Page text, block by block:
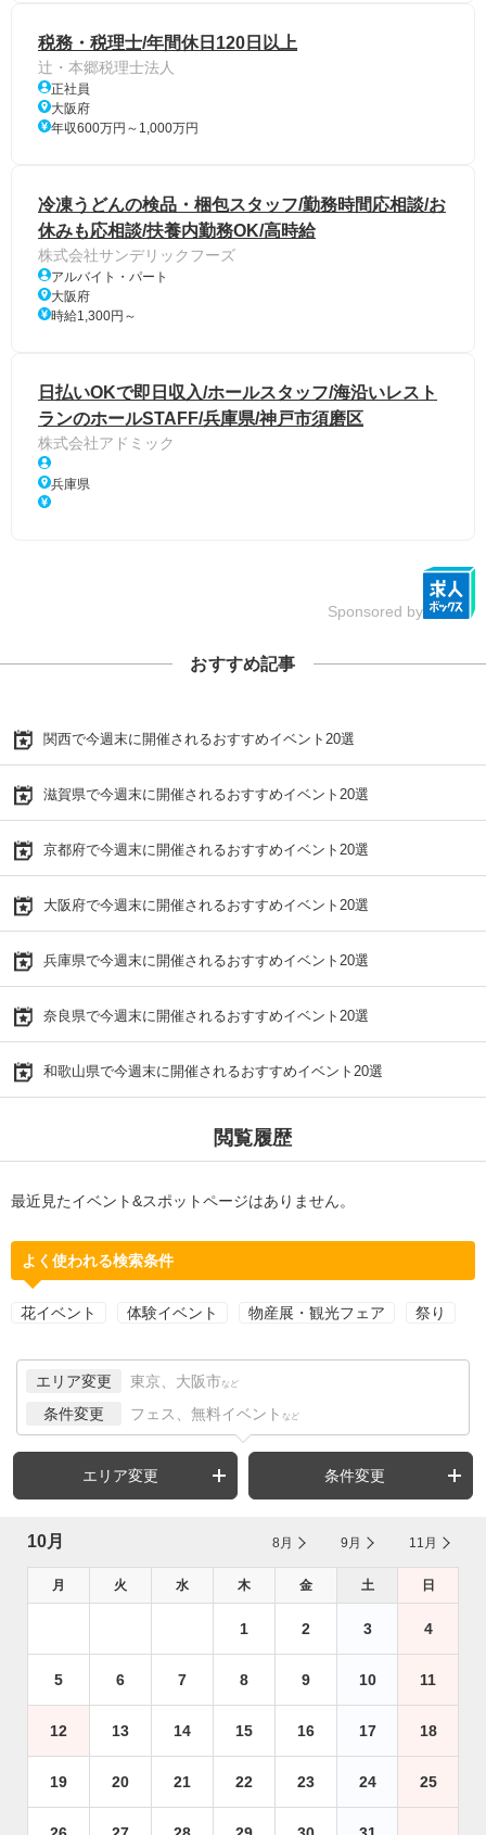
税務・税理士/年間休日120日以上
辻・本郷税理士法人
正社員
大阪府
年収600万円～1,000万円
冷凍うどんの検品・梱包スタッフ/勤務時間応相談/お
休みも応相談/扶養内勤務OK/高時給
株式会社サンデリックフーズ
アルバイト・パート
大阪府
時給1,300円～
日払いOKで即日収入/ホールスタッフ/海沿いレスト
ランのホールSTAFF/兵庫県/神戸市須磨区
株式会社アドミック
兵庫県
Sponsored by
おすすめ記事
関西で今週末に開催されるおすすめイベント20選
滋賀県で今週末に開催されるおすすめイベント20選
京都府で今週末に開催されるおすすめイベント20選
大阪府で今週末に開催されるおすすめイベント20選
兵庫県で今週末に開催されるおすすめイベント20選
奈良県で今週末に開催されるおすすめイベント20選
和歌山県で今週末に開催されるおすすめイベント20選
閲覧履歴
最近見たイベント&スポットページはありません。
よく使われる検索条件
花イベント 体験イベント 物産展・観光フェア 祭り
エリア変更 東京、大阪市 など
条件変更 フェス、無料イベント など
エリア変更 条件変更
10月 8月 9月 11月
月 火 水 木 金 土 日
1 2 3 4
5 6 7 8 9 10 11
12 13 14 15 16 17 18
19 20 21 22 23 24 25